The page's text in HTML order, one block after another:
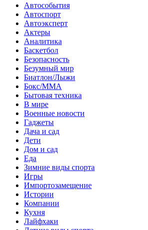
Автособытия
Автоспорт
Автоэксперт
Актеры
Аналитика
Баскетбол
Безопасность
Безумный мир
Биатлон/Лыжи
Бокс/MMA
Бытовая техника
В мире
Военные новости
Гаджеты
Дача и сад
Дети
Дом и сад
Еда
Зимние виды спорта
Игры
Импортозамещение
Истории
Компании
Кухня
Лайфхаки